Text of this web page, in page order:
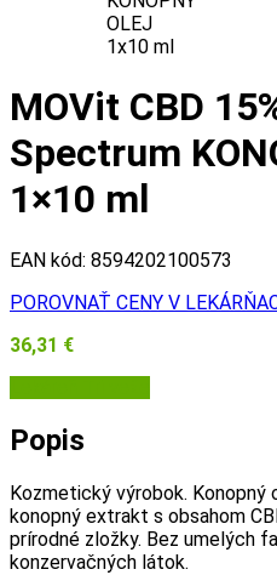
MOVit CBD
Spectrum
1×10 ml
EAN kód: 8594202100573
POROVNAŤ CENY V
36,31 €
Popis
Kozmetický výrobok. Konopný
konopný extrakt s obsahom
prírodné zložky. Bez umelých
konzervačných látok.